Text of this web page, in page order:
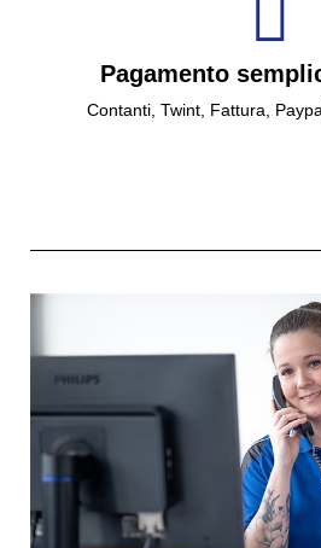
Pagamento
Contanti, Twint, Fattura,